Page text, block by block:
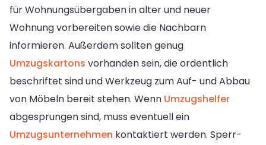
für Wohnungsübergaben in alter und neuer
Wohnung vorbereiten sowie die Nachbarn
informieren. Außerdem sollten genug
Umzugskartons vorhanden sein, die ordentlich
beschriftet sind und Werkzeug zum Auf- und Abbau
von Möbeln bereit stehen. Wenn Umzugshelfer
abgesprungen sind, muss eventuell ein
Umzugsunternehmen kontaktiert werden. Sperr-